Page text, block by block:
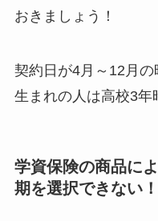
おきましょう！
契約日が4月～12月
生まれの人は高校3年
学資保険の商品に
期を選択できない！